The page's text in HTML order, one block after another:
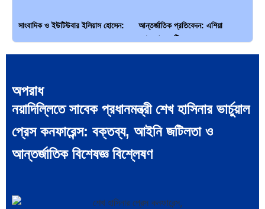
সাংবাদিক ও ইউটিউবার ইলিয়াস হোসেন:
আন্তর্জাতিক প্রতিবেদন: এশিয়া
মহাদেশের ৪৯টি…
পরবর্তী রাষ্ট্রপতি নির্বাচন ২০২৬:
আলোচনায়…
অপরাধ
নয়াদিল্লিতে সাবেক প্রধানমন্ত্রী শেখ হাসিনার ভার্চুয়াল
প্রেস কনফারেন্স: বক্তব্য, আইনি জটিলতা ও
আন্তর্জাতিক বিশেষজ্ঞ বিশ্লেষণ